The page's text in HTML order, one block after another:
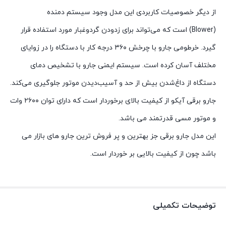
از دیگر خصوصیات کاربردی این مدل وجود سیستم دمنده
(Blower) است که می‌تواند برای زدودن گردوغبار مورد استفاده قرار
گیرد. خرطومی جارو با چرخش ۳۶۰ درجه کار با دستگاه را در زوایای
مختلف آسان کرده است. سیستم ایمنی جارو با تشخیص دمای
دستگاه از داغ‌شدن بیش از حد و آسیب‌دیدن موتور جلوگیری می‌کند.
جارو برقی آیکو از کیفیت بالای برخوردار است که دارای توان ۲۶۰۰ وات
و موتور مسی قدرتمند می باشد.
این مدل جارو برقی جز بهترین و پر فروش ترین جارو های بازار می
باشد چون از کیفیت بالایی بر خوردار است.
توضیحات تکمیلی